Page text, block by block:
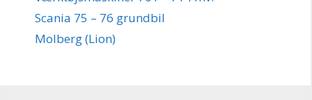
Scania 75 – 76 grundbil
Molberg (Lion)